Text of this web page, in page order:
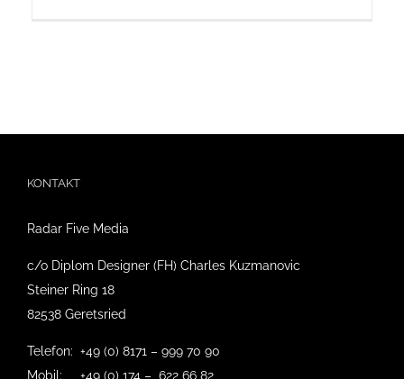
KONTAKT
Radar Five Media
c/o Diplom Designer (FH) Charles Kuzmanovic
Steiner Ring 18
82538 Geretsried
Telefon: +49 (0) 8171 – 999 70 90
Mobil: +49 (0) 174 – 622 66 82